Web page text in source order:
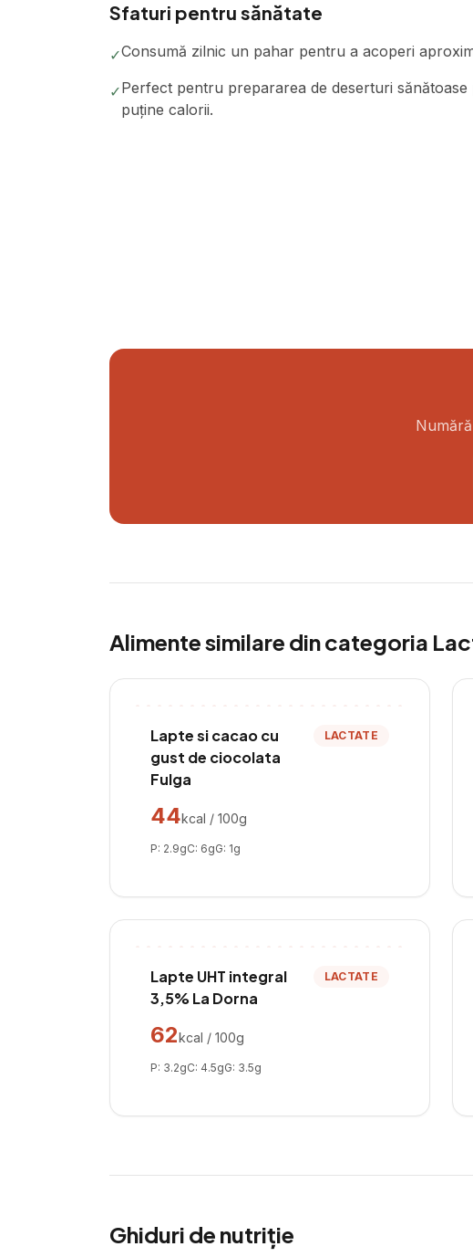
Sfaturi pentru sănătate
✓Consumă zilnic un pahar pentru a acoperi
✓Perfect pentru prepararea de deserturi
puține calorii.
Alimente similare din categoria
Lapte si cacao cu
gust de ciocolata
Fulga
LACTATE
44kcal / 100g
P: 2.9gC: 6gG: 1g
Lapte UHT integral
3,5% La Dorna
LACTATE
62kcal / 100g
P: 3.2gC: 4.5gG: 3.5g
Ghiduri de nutriție